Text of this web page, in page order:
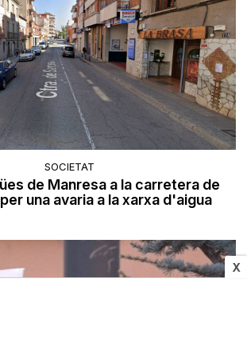
X
SOCIETAT
de Manresa a la carretera de
una avaria a la xarxa d'aigua